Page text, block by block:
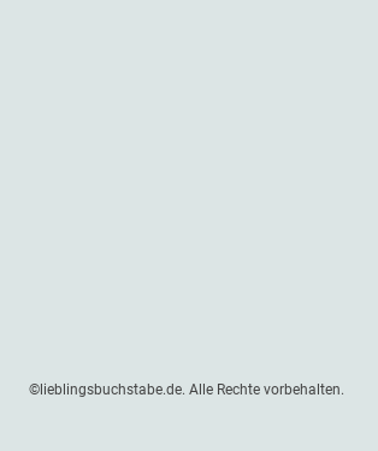
©lieblingsbuchstabe.de. Alle Rechte vorbehalten.